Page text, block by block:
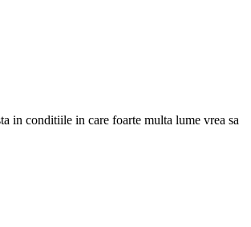
in conditiile in care foarte multa lume vrea sa